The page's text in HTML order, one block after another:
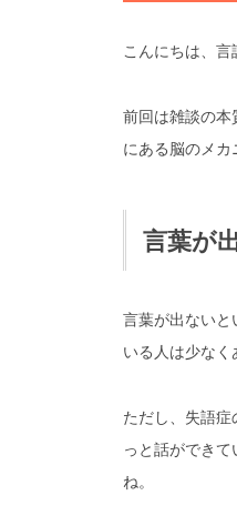
こんにちは、言
前回は雑談の本
にある脳のメカ
言葉が
言葉が出ないと
いる人は少なく
ただし、失語
っと話ができ
ね。